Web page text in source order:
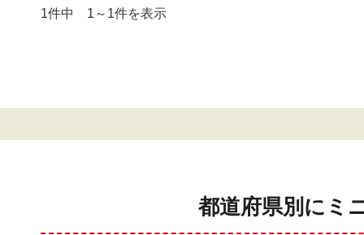
1件中 1～1件を表示
都道府県別にミ